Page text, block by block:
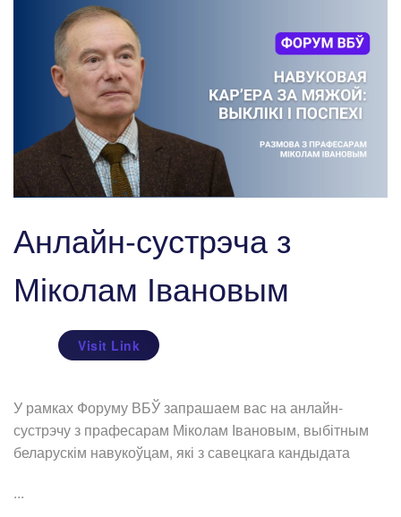
Анлайн-сустрэча з
Міколам Івановым
Visit Link
У рамках Форуму ВБЎ запрашаем вас на анлайн-
сустрэчу з прафесарам Міколам Івановым, выбітным
беларускім навукоўцам, які з савецкага кандыдата
...